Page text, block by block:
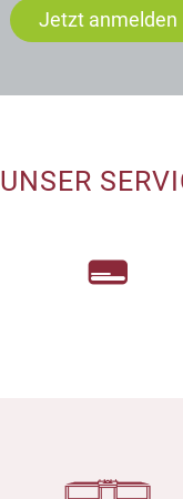
Jetzt anmelden
UNSER